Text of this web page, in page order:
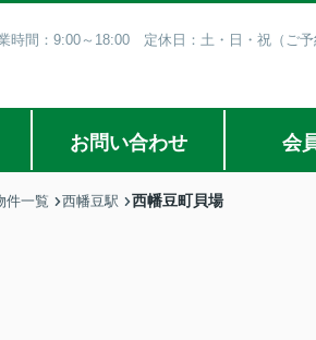
時間：9:00～18:00 定休日：土・日・祝（ご
お問い合わせ 会
件一覧 西幡豆駅 西幡豆町貝場